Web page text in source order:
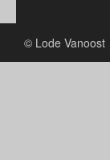
© Lode Vanoost